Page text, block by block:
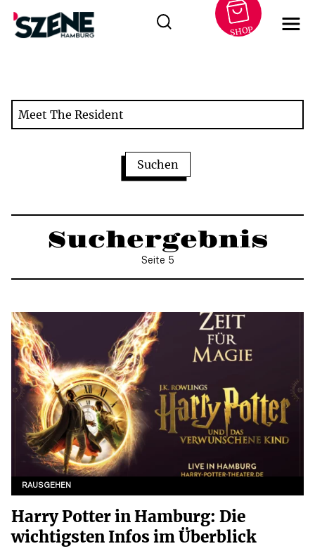
SHOP
Suchergebnis
Seite 5
RAUSGEHEN
Harry Potter in Hamburg: Die
wichtigsten Infos im Überblick